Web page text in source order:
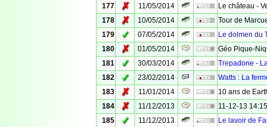
177
✗ 11/05/2014
Le château -
178
✗ 10/05/2014
Tour de
179
✓ 07/05/2014
Le dolmen du
180
✗ 01/05/2014
Géo Pique-
181
✓ 30/03/2014
Trepadone -
182
✓ 23/02/2014
Watts : La
183
✗ 11/01/2014
10 ans de
184
✗ 11/12/2013
11-12-13
185
✓ 11/12/2013
Le lavoir de